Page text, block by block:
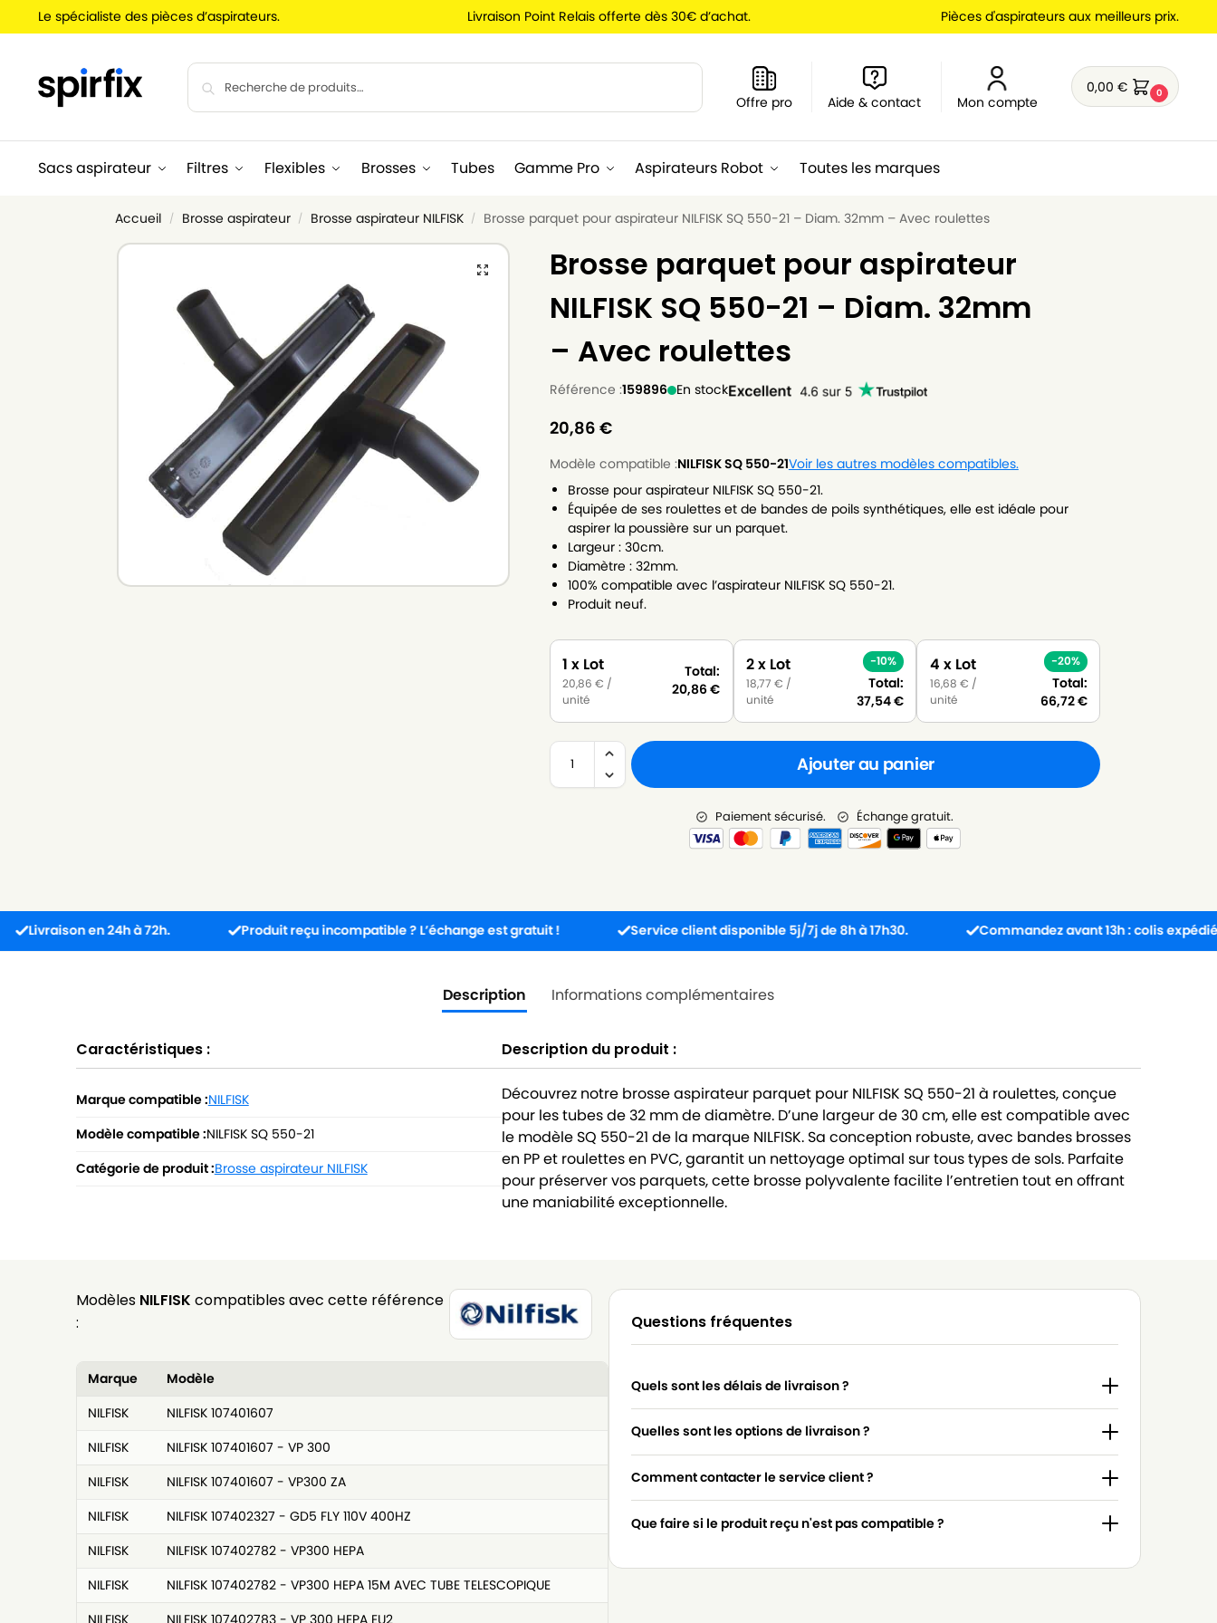
Le spécialiste des pièces d’aspirateurs. Livraison Point Relais offerte dès 30€ d’achat. Pièces d'aspirateurs aux meilleurs prix.
Offre pro Aide & contact Mon compte
0,00€ 0
Sacs aspirateur Filtres Flexibles Brosses Tubes Gamme Pro Aspirateurs Robot Toutes les marques
Accueil / Brosse aspirateur / Brosse aspirateur NILFISK / Brosse parquet pour aspirateur NILFISK SQ 550-21 – Diam. 32mm – Avec roulettes
Brosse parquet pour aspirateur
NILFISK SQ 550-21 – Diam. 32mm
– Avec roulettes
Référence :159896 En stock
20,86 €
Modèle compatible :NILFISK SQ 550-21Voir les autres modèles compatibles.
Brosse pour aspirateur NILFISK SQ 550-21.
Équipée de ses roulettes et de bandes de poils synthétiques, elle est idéale pour
aspirer la poussière sur un parquet.
Largeur : 30cm.
Diamètre : 32mm.
100% compatible avec l’aspirateur NILFISK SQ 550-21.
Produit neuf.
1 x Lot
20,86€ /
unité
Total:
20,86€
2 x Lot
18,77€ /
unité
-10%
Total:
37,54€
4 x Lot
16,68 € /
unité
-20%
Total:
66,72€
Ajouter au panier
Paiement sécurisé. Échange gratuit.
en 24h à 72h. Produit reçu incompatible ? L’échange est gratuit ! Service client disponible 5j/7j de 8h à 17h30. Commandez avant 13h : colis expédié le jour
Description Informations complémentaires
Caractéristiques :
Marque compatible :NILFISK
Modèle compatible :NILFISK SQ 550-21
Catégorie de produit :Brosse aspirateur NILFISK
Description du produit :
Découvrez notre brosse aspirateur parquet pour NILFISK SQ 550-21 à roulettes, conçue
pour les tubes de 32 mm de diamètre. D’une largeur de 30 cm, elle est compatible avec
le modèle SQ 550-21 de la marque NILFISK. Sa conception robuste, avec bandes brosses
en PP et roulettes en PVC, garantit un nettoyage optimal sur tous types de sols. Parfaite
pour préserver vos parquets, cette brosse polyvalente facilite l’entretien tout en offrant
une maniabilité exceptionnelle.
Modèles NILFISK compatibles avec cette référence
:
Marque
Modèle
NILFISK
NILFISK 107401607
NILFISK
NILFISK 107401607 - VP 300
NILFISK
NILFISK 107401607 - VP300 ZA
NILFISK
NILFISK 107402327 - GD5 FLY 110V 400HZ
NILFISK
NILFISK 107402782 - VP300 HEPA
NILFISK
NILFISK 107402782 - VP300 HEPA 15M AVEC TUBE TELESCOPIQUE
Questions fréquentes
Quels sont les délais de livraison ?
Quelles sont les options de livraison ?
Comment contacter le service client ?
Que faire si le produit reçu n'est pas compatible ?